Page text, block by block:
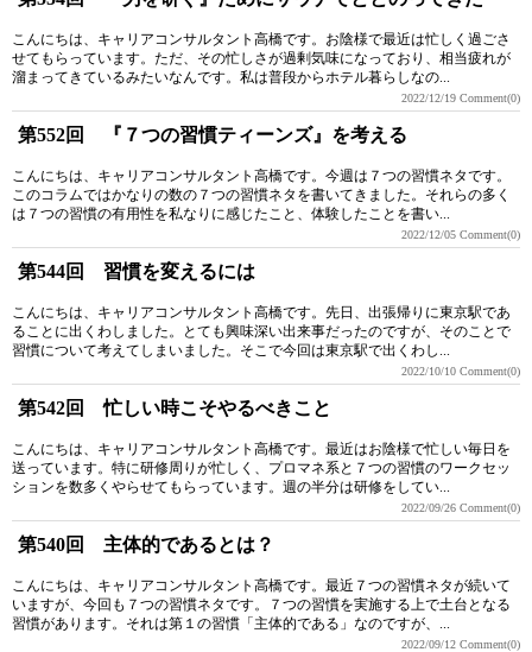
こんにちは、キャリアコンサルタント高橋です。お陰様で最近は忙しく過ごさ
せてもらっています。ただ、その忙しさが過剰気味になっており、相当疲れが
溜まってきているみたいなんです。私は普段からホテル暮らしなの...
2022/12/19 Comment(0)
第552回 『７つの習慣ティーンズ』を考える
こんにちは、キャリアコンサルタント高橋です。今週は７つの習慣ネタです。
このコラムではかなりの数の７つの習慣ネタを書いてきました。それらの多く
は７つの習慣の有用性を私なりに感じたこと、体験したことを書い...
2022/12/05 Comment(0)
第544回 習慣を変えるには
こんにちは、キャリアコンサルタント高橋です。先日、出張帰りに東京駅であ
ることに出くわしました。とても興味深い出来事だったのですが、そのことで
習慣について考えてしまいました。そこで今回は東京駅で出くわし...
2022/10/10 Comment(0)
第542回 忙しい時こそやるべきこと
こんにちは、キャリアコンサルタント高橋です。最近はお陰様で忙しい毎日を
送っています。特に研修周りが忙しく、プロマネ系と７つの習慣のワークセッ
ションを数多くやらせてもらっています。週の半分は研修をしてい...
2022/09/26 Comment(0)
第540回 主体的であるとは？
こんにちは、キャリアコンサルタント高橋です。最近７つの習慣ネタが続いて
いますが、今回も７つの習慣ネタです。７つの習慣を実施する上で土台となる
習慣があります。それは第１の習慣「主体的である」なのですが、...
2022/09/12 Comment(0)